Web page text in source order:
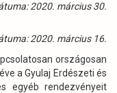
2020. március 30.
2020. március 16.
országosan
a Gyulaj Erdészeti és
egyéb rendezvényeit